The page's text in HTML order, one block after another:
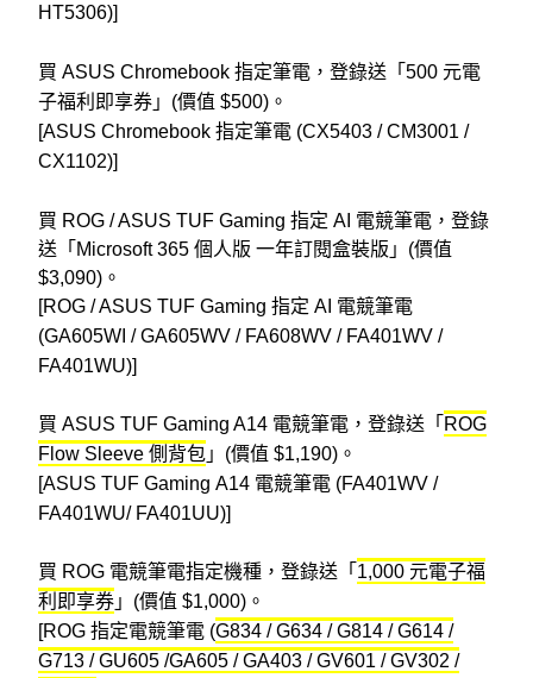
HT5306)]
買 ASUS Chromebook 指定筆電，登錄送「500 元電
子福利即享券」(價值 $500) 。
[ASUS Chromebook 指定筆電 (CX5403 / CM3001 /
CX1102)]
買 ROG / ASUS TUF Gaming 指定 AI 電競筆電，登錄
送「Microsoft 365 個人版 一年訂閱盒裝版」 (價值
$3,090)。
[ROG / ASUS TUF Gaming 指定 AI 電競筆電
(GA605WI / GA605WV / FA608WV / FA401WV /
FA401WU)]
買 ASUS TUF Gaming A14 電競筆電，登錄送「 ROG
Flow Sleeve 側背包 」 (價值 $1,190)。
[ASUS TUF Gaming A14 電競筆電 (FA401WV /
FA401WU/ FA401UU)]
買 ROG 電競筆電指定機種，登錄送「 1,000 元電子福
利即享券 」 (價值 $1,000)。
[ROG 指定電競筆電 (G834 / G634 / G814 / G614 /
G713 / GU605 /GA605 / GA403 / GV601 / GV302 /